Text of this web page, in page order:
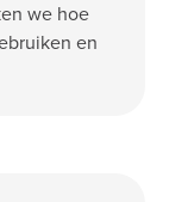
we hoe
en